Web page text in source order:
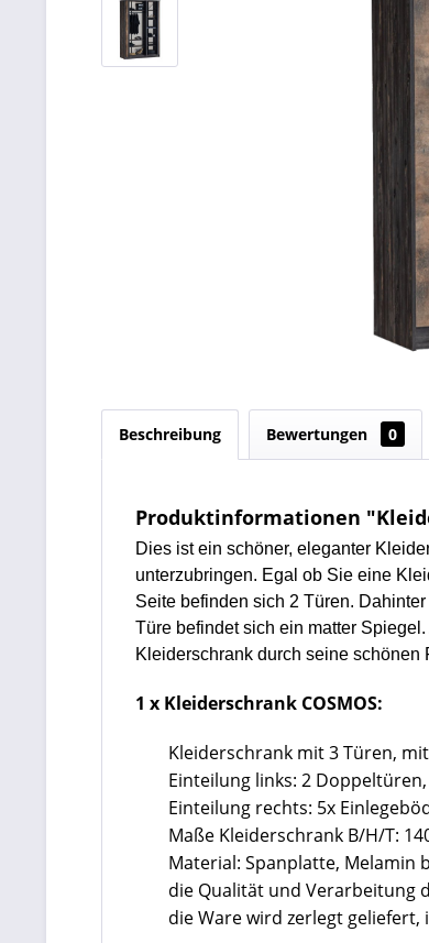
Beschreibung Bewertungen 0
Produktinformationen
Dies ist ein schöner, eleganter
unterzubringen. Egal ob Sie eine
Seite befinden sich 2 Türen.
Türe befindet sich ein matter
Kleiderschrank durch seine schönen
1 x Kleiderschrank COSMOS:
Kleiderschrank mit 3 Türen,
Einteilung links: 2
Einteilung rechts: 5x
Maße Kleiderschrank B/H/T:
Material: Spanplatte, Melamin
die Qualität und Verarbeitung
die Ware wird zerlegt